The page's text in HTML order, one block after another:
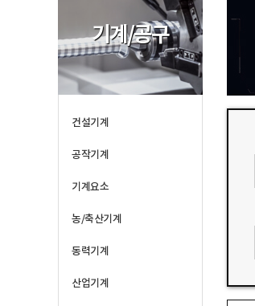
기계 /공구
건설기계
공작기계
기계요소
농/축산기계
동력기계
산업기계